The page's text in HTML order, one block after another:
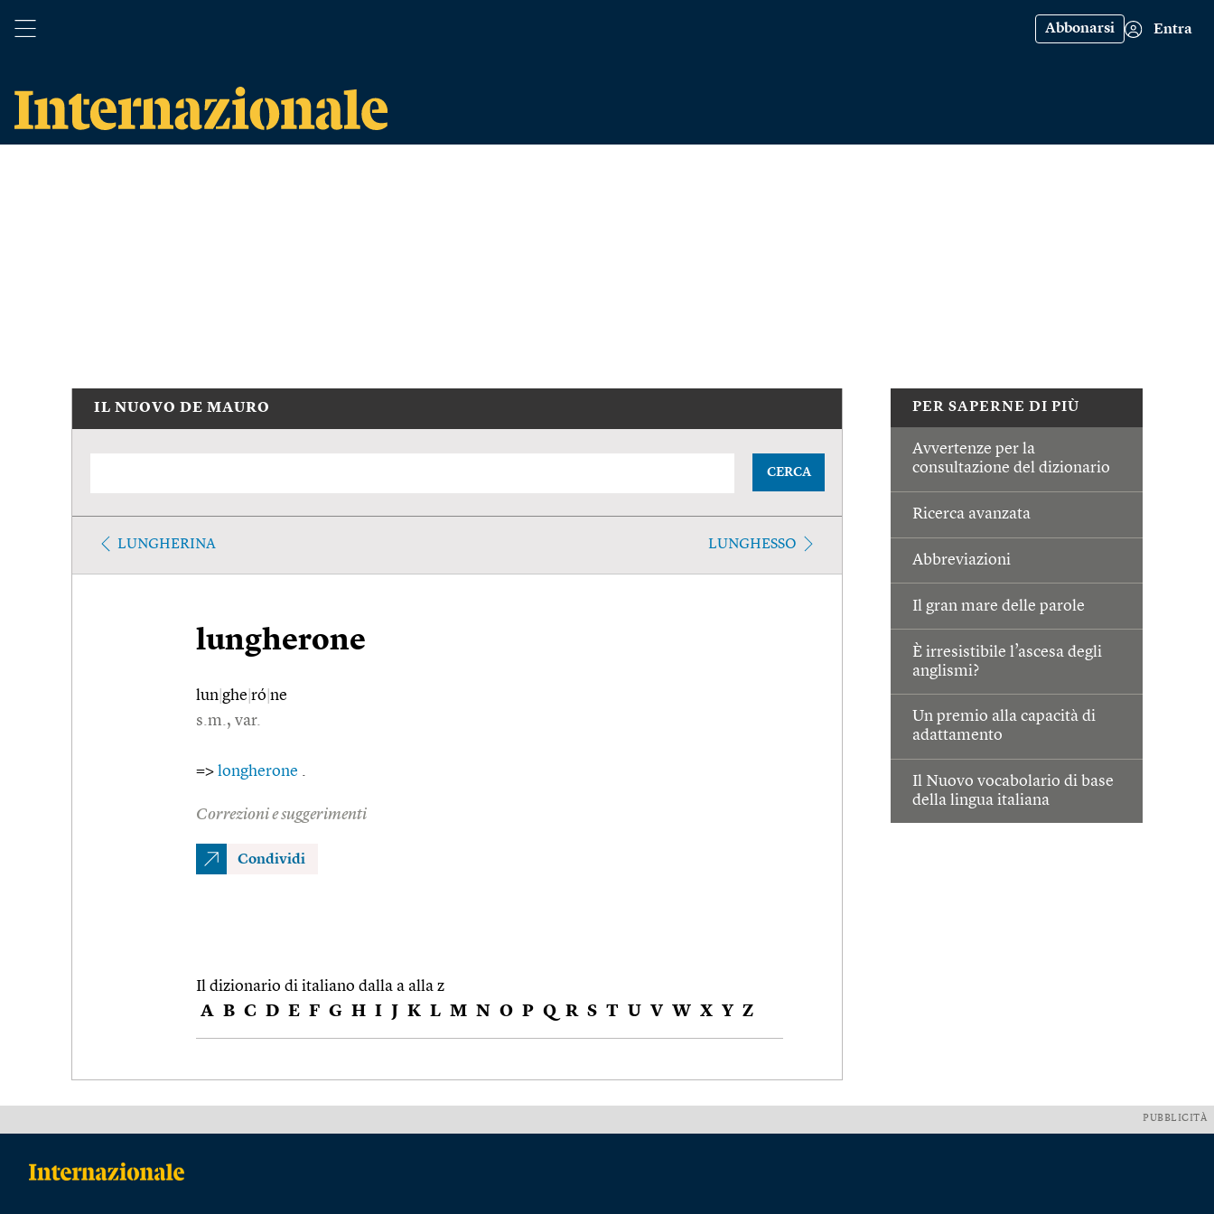
Abbonarsi Entra
PER SAPERNE DI PIÙ
Avvertenze per la
consultazione del dizionario
Ricerca avanzata
Abbreviazioni
Il gran mare delle parole
È irresistibile l’ascesa degli
anglismi?
Un premio alla capacità di
adattamento
Il Nuovo vocabolario di base
della lingua italiana
IL NUOVO DE MAURO
CERCA
LUNGHERINA LUNGHESSO
lungherone
lun ghe ró ne
s.m., var.
=> longherone .
Correzioni e suggerimenti
Condividi
Il dizionario di italiano dalla a alla z
A B C D E F G H I J K L M N O P Q R S T U V W X Y Z
PUBBLICITÀ